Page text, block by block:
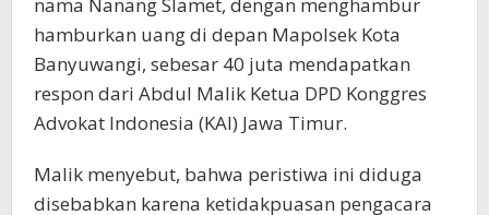
nama Nanang Slamet, dengan menghambur
hamburkan uang di depan Mapolsek Kota
Banyuwangi, sebesar 40 juta mendapatkan
respon dari Abdul Malik Ketua DPD Konggres
Advokat Indonesia (KAI) Jawa Timur.
Malik menyebut, bahwa peristiwa ini diduga
disebabkan karena ketidakpuasan pengacara